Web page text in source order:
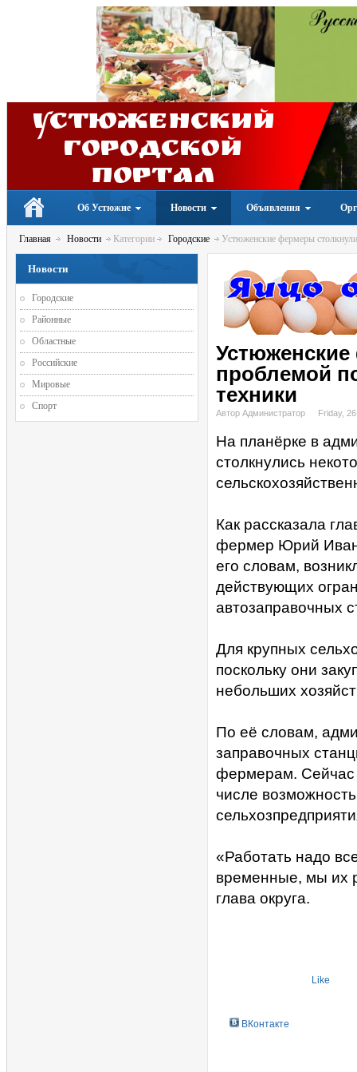
Устюженский
Городской
портал
Об Устюжне Новости Объявления
Главная Новости Категории Городские Устюженские фермеры
проблемой
техники
Автор Администратор Friday,
На планёрке в
столкнулись
Как рассказала
фермер Юрий
его словам,
действующих
автозаправочных
Для крупных
поскольку они
небольших
По её словам,
заправочных
фермерам. Сейчас
числе
«Работать надо
временные, мы их
глава округа.
Like
ВКонтакте
Новости
Городские
Районные
Областные
Российские
Мировые
Спорт